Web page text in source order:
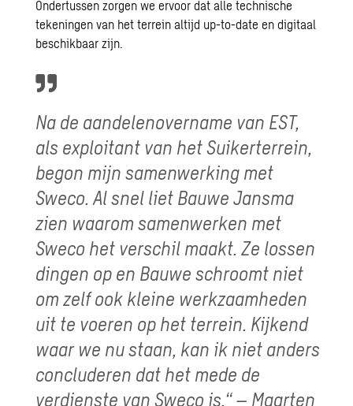
Ondertussen zorgen we ervoor dat alle technische
tekeningen van het terrein altijd up-to-date en digitaal
beschikbaar zijn.
Na de aandelenovername van EST,
als exploitant van het Suikerterrein,
begon mijn samenwerking met
Sweco. Al snel liet Bauwe Jansma
zien waarom samenwerken met
Sweco het verschil maakt. Ze lossen
dingen op en Bauwe schroomt niet
om zelf ook kleine werkzaamheden
uit te voeren op het terrein. Kijkend
waar we nu staan, kan ik niet anders
concluderen dat het mede de
verdienste van Sweco is.“ – Maarten